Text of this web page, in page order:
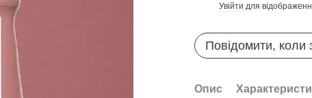
Увійти для
Повідомити, коли
Опис